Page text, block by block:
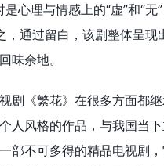
是心理与情感上的“虚”和“
通过留白，该剧整体呈现
味余地。
剧《繁花》在很多方面都
人风格的作品，与我国当
部不可多得的精品电视剧